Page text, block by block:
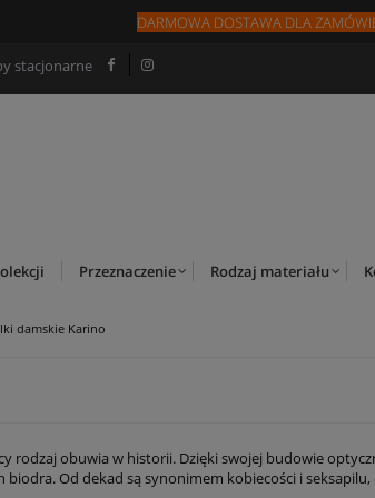
DARMOWA DOSTAWA DLAZAMÓW
stacjonarne
Przeznaczenie Rodzaj materiału
damskie Karino
rodzaj obuwia w historii. Dzięki swojej budowie
Od dekad są synonimem kobiecości i